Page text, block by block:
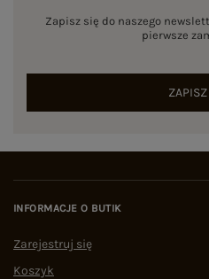
Zapisz się do naszego
pierwsze
INFORMACJE O BUTIK
Zarejestruj się
Koszyk